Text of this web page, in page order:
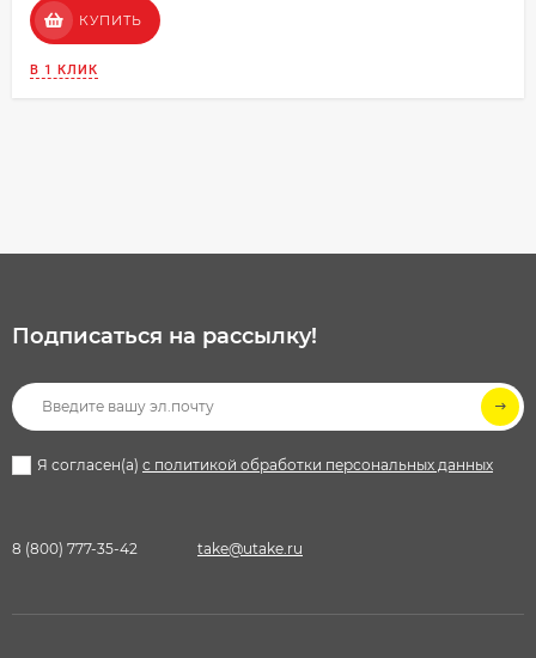
КУПИТЬ
В 1 КЛИК
Подписаться на рассылкy!
Я согласен(a) с политикой обработки персональных данных
8 (800) 777-35-42 take@utake.ru